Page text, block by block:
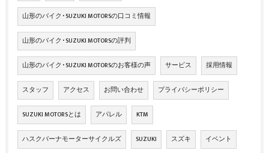
山形のバイク･SUZUKI MOTORSの口コミ情報
山形のバイク･SUZUKI MOTORSの評判
山形のバイク･SUZUKI MOTORSのお客様の声 サービス 採用情報
スタッフ アクセス お問い合わせ プライバシーポリシー
SUZUKI MOTORSとは アパレル KTM
ハスクバーナモーターサイクルズ SUZUKI スズキ イベント